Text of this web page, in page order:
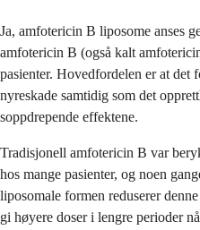
Ja, amfotericin B liposome anses
amfotericin B (også kalt
pasienter. Hovedfordelen er at det
nyreskade samtidig som det
soppdrepende effektene.
Tradisjonell amfotericin B var
hos mange pasienter, og noen
liposomale formen reduserer
gi høyere doser i lengre perioder